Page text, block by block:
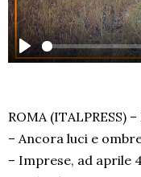
PLAY
ROMA (ITALPRESS)
– Ancora luci e
– Imprese, ad aprile